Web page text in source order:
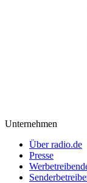
Unternehmen
Über radio.de
Presse